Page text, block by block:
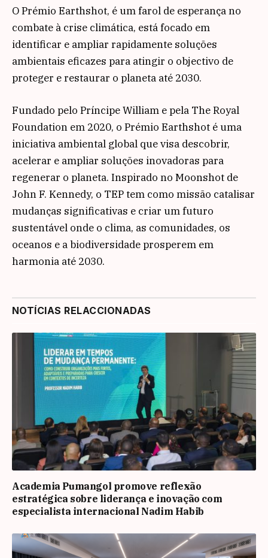
O Prémio Earthshot, é um farol de esperança no
combate à crise climática, está focado em
identificar e ampliar rapidamente soluções
ambientais eficazes para atingir o objectivo de
proteger e restaurar o planeta até 2030.
Fundado pelo Príncipe William e pela The Royal
Foundation em 2020, o Prémio Earthshot é uma
iniciativa ambiental global que visa descobrir,
acelerar e ampliar soluções inovadoras para
regenerar o planeta. Inspirado no Moonshot de
John F. Kennedy, o TEP tem como missão catalisar
mudanças significativas e criar um futuro
sustentável onde o clima, as comunidades, os
oceanos e a biodiversidade prosperem em
harmonia até 2030.
NOTÍCIAS RELACCIONADAS
Academia Pumangol promove reflexão
estratégica sobre liderança e inovação com
especialista internacional Nadim Habib